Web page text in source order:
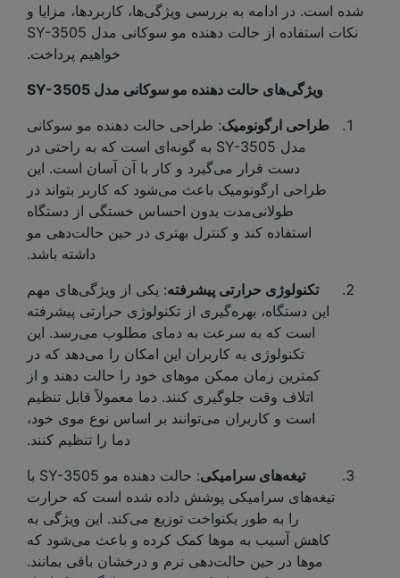
شده است. در ادامه به بررسی ویژگی‌ها، کاربردها، مزایا و
نکات استفاده از حالت دهنده مو سوکانی مدل SY-3505
خواهیم پرداخت.
ویژگی‌های حالت دهنده مو سوکانی مدل SY-3505
طراحی ارگونومیک: طراحی حالت دهنده مو سوکانی
مدل SY-3505 به گونه‌ای است که به راحتی در
دست قرار می‌گیرد و کار با آن آسان است. این
طراحی ارگونومیک باعث می‌شود که کاربر بتواند در
طولانی‌مدت بدون احساس خستگی از دستگاه
استفاده کند و کنترل بهتری در حین حالت‌دهی مو
داشته باشد.
تکنولوژی حرارتی پیشرفته: یکی از ویژگی‌های مهم
این دستگاه، بهره‌گیری از تکنولوژی حرارتی پیشرفته
است که به سرعت به دمای مطلوب می‌رسد. این
تکنولوژی به کاربران این امکان را می‌دهد که در
کمترین زمان ممکن موهای خود را حالت دهند و از
اتلاف وقت جلوگیری کنند. دما معمولاً قابل تنظیم
است و کاربران می‌توانند بر اساس نوع موی خود،
دما را تنظیم کنند.
تیغه‌های سرامیکی
: حالت دهنده مو SY-3505 با
تیغه‌های سرامیکی پوشش داده شده است که حرارت
را به طور یکنواخت توزیع می‌کند. این ویژگی به
کاهش آسیب به موها کمک کرده و باعث می‌شود که
موها در حین حالت‌دهی نرم و درخشان باقی بمانند.